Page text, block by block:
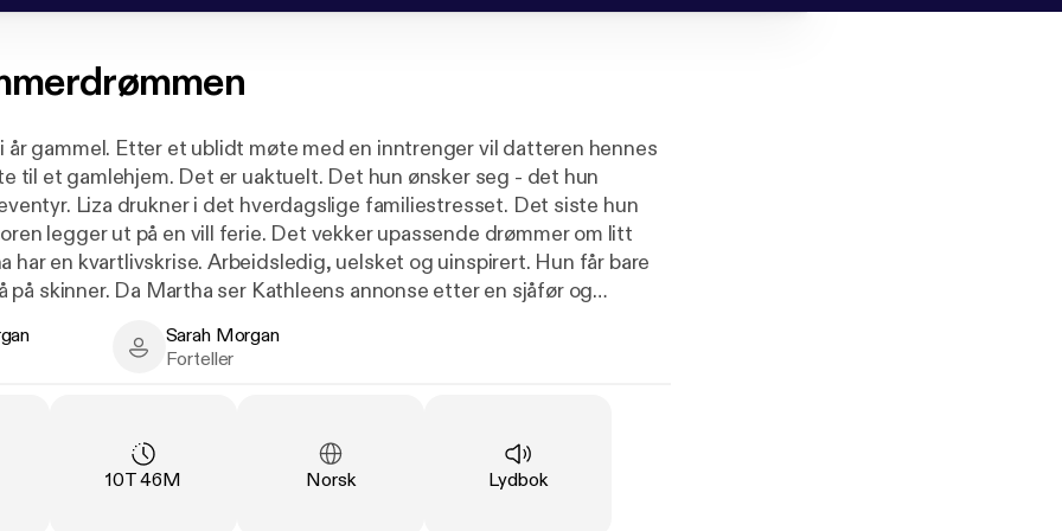
år gammel. Etter et ublidt møte med en inntrenger vil datteren hennes
til et gamlehjem. Det er uaktuelt. Det hun ønsker seg - det hun
Det siste hun
legger ut på en vill ferie. Det vekker upassende drømmer om litt
annonse etter en sjåfør og
det hun trenger. Hun er ikke verdens beste sjåfør, med ingenting er
Author Sarah Morgan - Narrator
Sarah Morgan
Forteller
Varighet:
10T 46M Språk:
Norsk Type:
Lydbok